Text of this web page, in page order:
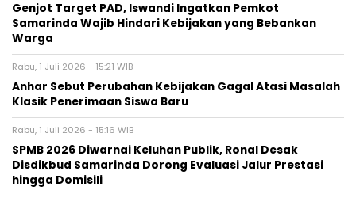
Genjot Target PAD, Iswandi Ingatkan Pemkot
Samarinda Wajib Hindari Kebijakan yang Bebankan
Warga
Rabu, 1 Juli 2026 - 15:21 WIB
Anhar Sebut Perubahan Kebijakan Gagal Atasi Masalah
Klasik Penerimaan Siswa Baru
Rabu, 1 Juli 2026 - 15:16 WIB
SPMB 2026 Diwarnai Keluhan Publik, Ronal Desak
Disdikbud Samarinda Dorong Evaluasi Jalur Prestasi
hingga Domisili